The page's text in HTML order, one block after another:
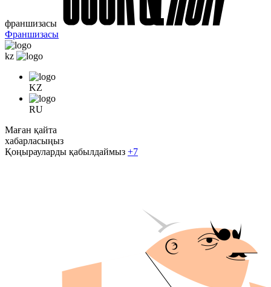
франшизасы
Франшизасы
kz
KZ
RU
Маған қайта
хабарласыңыз
Қоңырауларды қабылдаймыз +7